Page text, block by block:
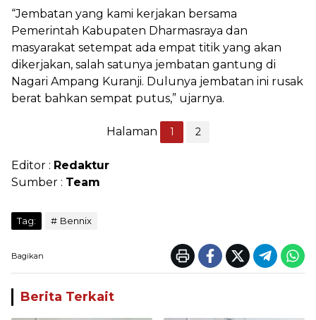
“Jembatan yang kami kerjakan bersama
Pemerintah Kabupaten Dharmasraya dan
masyarakat setempat ada empat titik yang akan
dikerjakan, salah satunya jembatan gantung di
Nagari Ampang Kuranji. Dulunya jembatan ini rusak
berat bahkan sempat putus,” ujarnya.
Halaman 1 2
Editor : Redaktur
Sumber : Team
Tag: Bennix
Bagikan
Berita Terkait